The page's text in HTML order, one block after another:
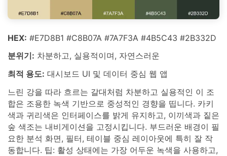
HEX: #E7D8B1 #C8B07A #7A7F3A #4B5C43 #2B332D
분위기: 차분하고, 실용적이며, 자연스러운
최적 용도: 대시보드 UI 및 데이터 중심 웹 앱
느린 강을 따라 흐르는 갈대처럼 차분하고 실용적인 이 조
합은 조용한 녹색 기반으로 중성적인 경향을 띱니다. 카키
색과 귀리색은 인터페이스를 밝게 유지하고, 이끼색과 짙은
숲 색조는 내비게이션을 고정시킵니다. 부드러운 배경이 필
요한 분석 화면, 필터, 테이블 중심 레이아웃에 특히 잘 작
동합니다. 팁: 활성 상태에는 가장 어두운 녹색을 사용하고,